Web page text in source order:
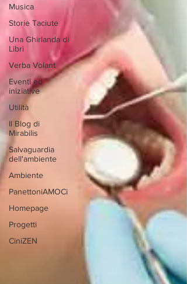
Musica
Storie Taciute
Una Ghirlanda di
Libri
Verba Volant
Eventi ed
iniziative
Utilità
Il Blog di
Mirabilis
Salvaguardia
dell'ambiente
Ambiente
PanettoniAMOCi
Homepage
Progetti
CiniZEN